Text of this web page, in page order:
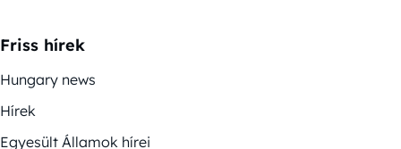
Friss hírek
Hungary news
Hírek
Egyesült Államok hírei